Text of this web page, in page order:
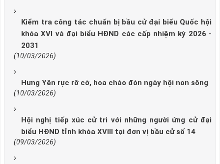
Kiểm tra công tác chuẩn bị bầu cử đại biểu Quốc hội
khóa XVI và đại biểu HĐND các cấp nhiệm kỳ 2026 -
2031
(10/03/2026)
Hưng Yên rực rỡ cờ, hoa chào đón ngày hội non sông
(10/03/2026)
Hội nghị tiếp xúc cử tri với những người ứng cử đại
biểu HĐND tỉnh khóa XVIII tại đơn vị bầu cử số 14
(09/03/2026)